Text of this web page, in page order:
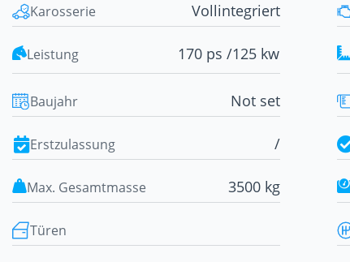
Karosserie Vollintegriert
Leistung 170 ps /125 kw
Baujahr Not set
Erstzulassung /
Max. Gesamtmasse 3500 kg
Türen